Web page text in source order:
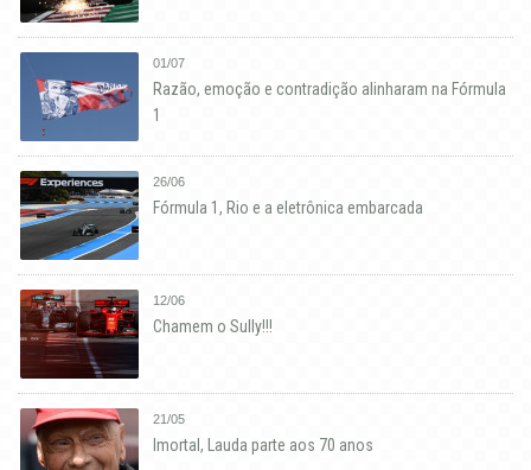
01/07
Razão, emoção e contradição alinharam na Fórmula
1
26/06
Fórmula 1, Rio e a eletrônica embarcada
12/06
Chamem o Sully!!!
21/05
Imortal, Lauda parte aos 70 anos